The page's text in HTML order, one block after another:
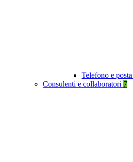
Telefono e
Consulenti e collaboratori 7